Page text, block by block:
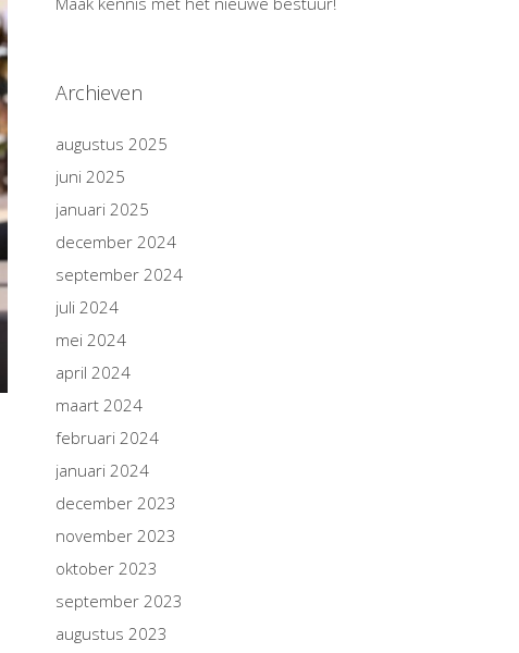
Archieven
augustus 2025
juni 2025
januari 2025
december 2024
september 2024
juli 2024
mei 2024
april 2024
maart 2024
februari 2024
januari 2024
december 2023
november 2023
oktober 2023
september 2023
augustus 2023